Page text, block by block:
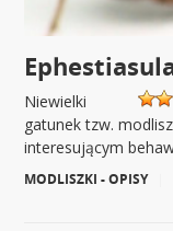
Niewielki
gatunek tzw.
interesującym
MODLISZKI - OPISY